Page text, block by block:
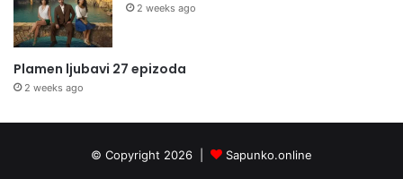
2 weeks ago
Plamen ljubavi 27 epizoda
2 weeks ago
© Copyright 2026 | Sapunko.online